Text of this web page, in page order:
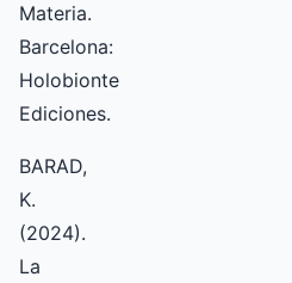
Materia.
Barcelona:
Holobionte
Ediciones.
BARAD,
K.
(2024).
La